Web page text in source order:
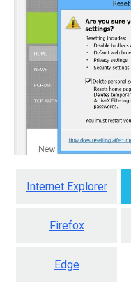
Internet Explorer
Firefox
Edge